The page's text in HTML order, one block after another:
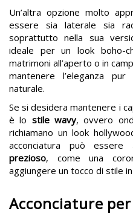
Un’altra opzione molto
essere sia laterale sia
soprattutto nella sua
ideale per un look boho-
matrimoni all’aperto o in
mantenere l’eleganza
naturale.
Se si desidera mantenere i
è lo stile wavy, ovvero
richiamano un look
acconciatura può
prezioso, come una
aggiungere un tocco di stile in
Acconciature